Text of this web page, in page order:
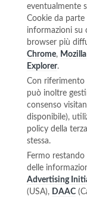
eventualmente
Cookie da
informazioni su
browser più
Chrome,
Explorer.
Con riferimento
può inoltre
consenso
disponibile),
policy della
stessa.
Fermo
delle
Advertising
(USA), DAAC